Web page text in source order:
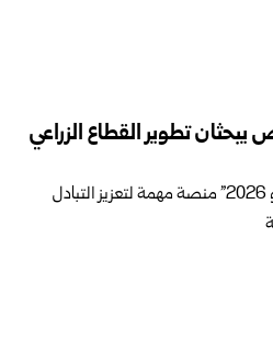
تطوير القطاع الزراعي